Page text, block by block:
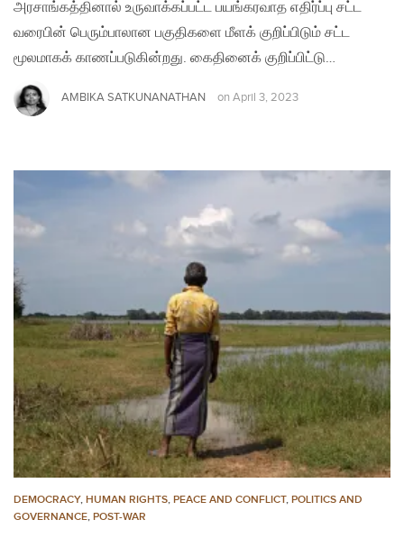
அரசாங்கத்தினால் உருவாக்கப்பட்ட பயங்கரவாத எதிர்ப்பு சட்ட
வரைபின் பெரும்பாலான பகுதிகளை மீளக் குறிப்பிடும் சட்ட
மூலமாகக் காணப்படுகின்றது. கைதினைக் குறிப்பிட்டு…
AMBIKA SATKUNANATHAN on April 3, 2023
DEMOCRACY, HUMAN RIGHTS, PEACE AND CONFLICT, POLITICS AND
GOVERNANCE, POST-WAR